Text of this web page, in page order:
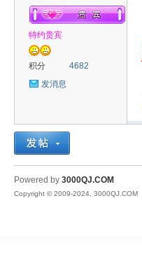
QJ
特约贵宾
积分
4682
发消息
Powered by 3000QJ.COM
Copyright © 2009-2024, 3000QJ.COM